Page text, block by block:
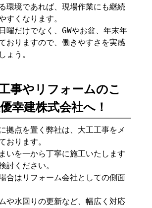
環境であれば、現場作業にも継続
すくなります。
曜だけでなく、GWやお盆、年末年
おりますので、働きやすさを実感
ょう。
事やリフォームのこ
幸建株式会社へ！
拠点を置く弊社は、大工工事をメ
おります。
いを一から丁寧に施工いたします
討ください。
合はリフォーム会社としての側面
や水回りの更新など、幅広く対応